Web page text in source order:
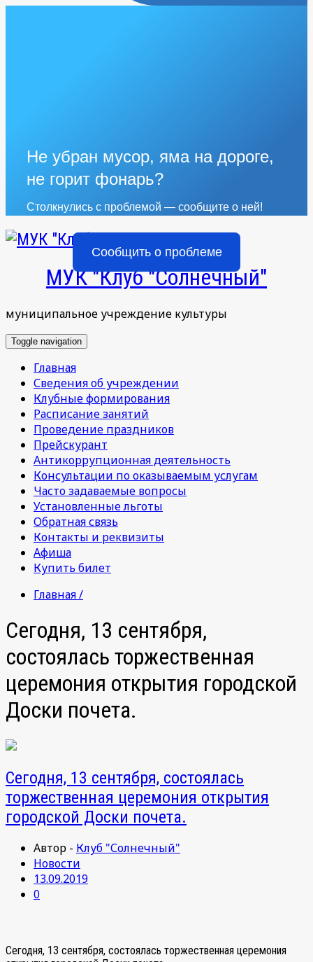
Не убран мусор, яма на дороге,
не горит фонарь?
Столкнулись с проблемой — сообщите о ней!
Сообщить о проблеме
МУК "Клуб "Солнечный"
муниципальное учреждение культуры
Toggle navigation
Главная
Сведения об учреждении
Клубные формирования
Расписание занятий
Проведение праздников
Прейскурант
Антикоррупционная деятельность
Консультации по оказываемым услугам
Часто задаваемые вопросы
Установленные льготы
Обратная связь
Контакты и реквизиты
Афиша
Купить билет
Главная /
Сегодня, 13 сентября,
состоялась торжественная
церемония открытия городской
Доски почета.
Сегодня, 13 сентября, состоялась
торжественная церемония открытия
городской Доски почета.
Автор - Клуб "Солнечный"
Новости
13.09.2019
0
Сегодня, 13 сентября, состоялась торжественная церемония